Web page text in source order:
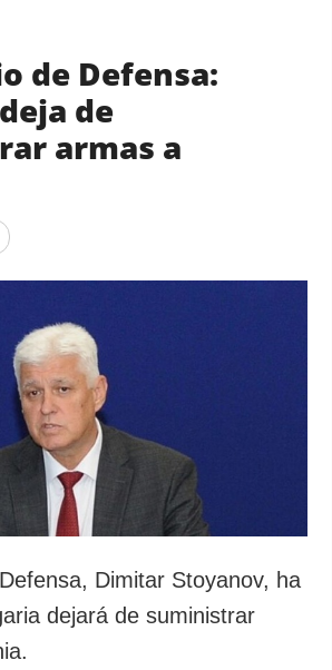
de Defensa:
de
armas a
Dimitar Stoyanov, ha
dejará de suministrar